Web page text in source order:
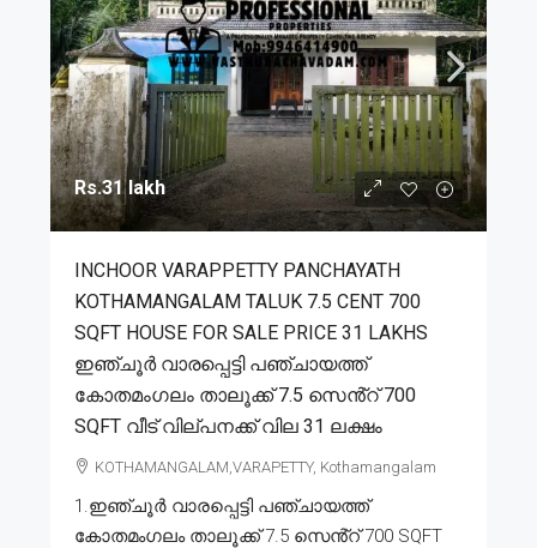
Rs.31 lakh
INCHOOR VARAPPETTY PANCHAYATH
KOTHAMANGALAM TALUK 7.5 CENT 700
SQFT HOUSE FOR SALE PRICE 31 LAKHS
ഇഞ്ചൂർ വാരപ്പെട്ടി പഞ്ചായത്ത്
കോതമംഗലം താലൂക്ക് 7.5 സെൻ്റ് 700
SQFT വീട് വില്പനക്ക് വില 31 ലക്ഷം
KOTHAMANGALAM,VARAPETTY, Kothamangalam
1.ഇഞ്ചൂർ വാരപ്പെട്ടി പഞ്ചായത്ത്
കോതമംഗലം താലൂക്ക് 7.5 സെൻ്റ് 700 SQFT